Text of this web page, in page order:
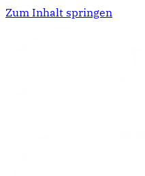
Zum Inhalt springen